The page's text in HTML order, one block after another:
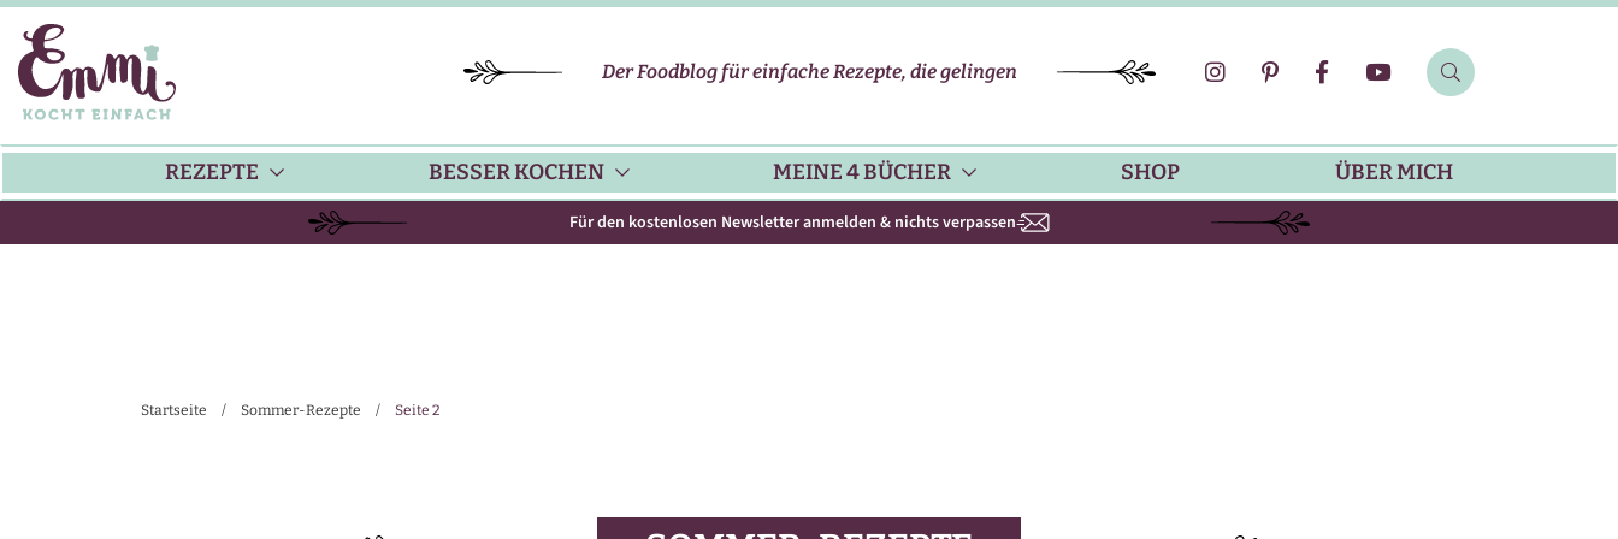
Der Foodblog für einfache Rezepte, die gelingen
REZEPTE BESSER KOCHEN MEINE 4 BÜCHER SHOP ÜBER MICH
Für den kostenlosen Newsletter anmelden & nichts verpassen
Startseite / Sommer-Rezepte / Seite 2